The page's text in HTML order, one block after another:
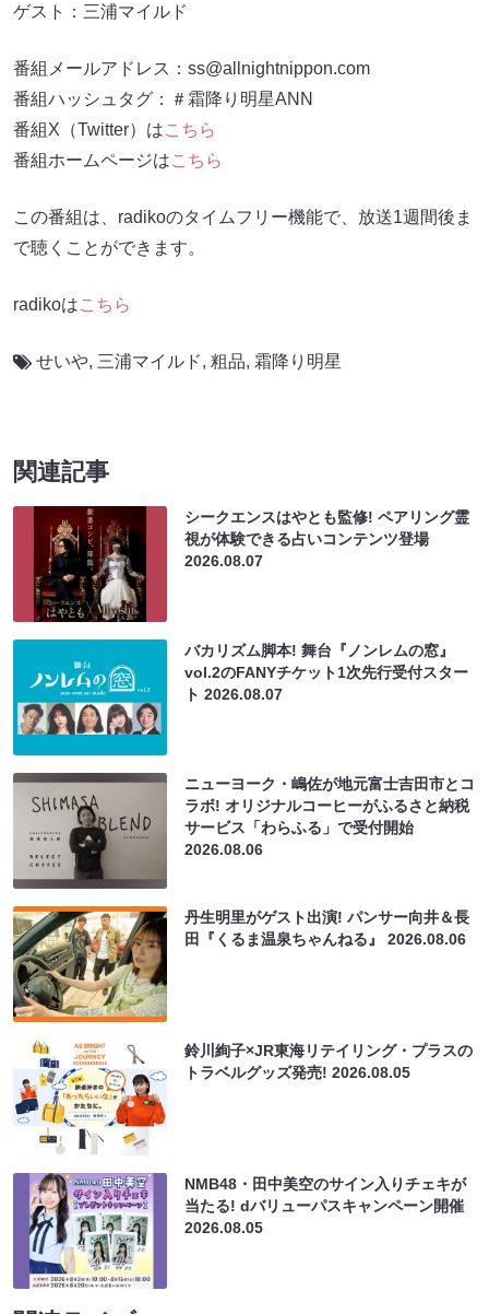
ゲスト：三浦マイルド
番組メールアドレス：ss@allnightnippon.com
番組ハッシュタグ：＃霜降り明星ANN
番組X（Twitter）はこちら
番組ホームページはこちら
この番組は、radikoのタイムフリー機能で、放送1週間後ま
で聴くことができます。
radikoはこちら
せいや, 三浦マイルド, 粗品, 霜降り明星
関連記事
シークエンスはやとも監修! ペアリング霊
視が体験できる占いコンテンツ登場
2026.08.07
バカリズム脚本! 舞台『ノンレムの窓』
vol.2のFANYチケット1次先行受付スター
ト2026.08.07
ニューヨーク・嶋佐が地元富士吉田市とコ
ラボ! オリジナルコーヒーがふるさと納税
サービス「わらふる」で受付開始
2026.08.06
丹生明里がゲスト出演! パンサー向井＆長
田『くるま温泉ちゃんねる』2026.08.06
鈴川絢子×JR東海リテイリング・プラスの
トラベルグッズ発売!2026.08.05
NMB48・田中美空のサイン入りチェキが
当たる! dバリューパスキャンペーン開催
2026.08.05